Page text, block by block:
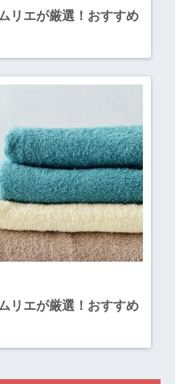
リエが厳選！おすすめ
リエが厳選！おすすめ